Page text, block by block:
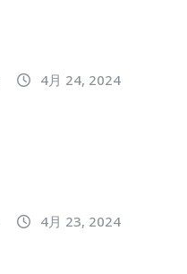
4月 24, 2024
4月 23, 2024